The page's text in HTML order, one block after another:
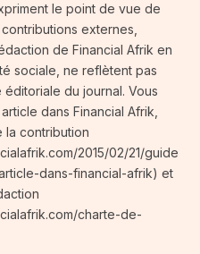
le point de vue de
externes,
de Financial Afrik en
sociale, ne reflètent pas
du journal. Vous
dans Financial Afrik,
la contribution
2015/02/21/guide
dans-financial-afrik) et
charte-de-